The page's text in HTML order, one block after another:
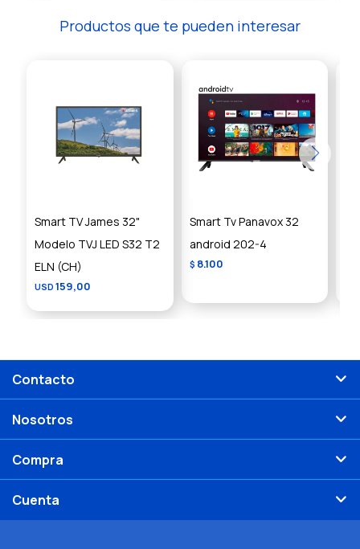
Productos que te pueden interesar
Smart TV James 32"
Modelo TVJ LED S32 T2
ELN (CH)
USD 159,00
Smart Tv Panavox 32
android 202-4
$ 8.100
Contacto
Nosotros
Compra
Cuenta